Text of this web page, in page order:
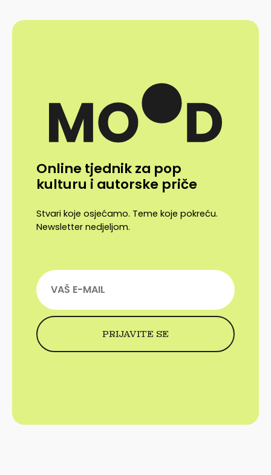
Online tjednik za pop
kulturu i autorske priče
Stvari koje osjećamo. Teme koje pokreću.
Newsletter nedjeljom.